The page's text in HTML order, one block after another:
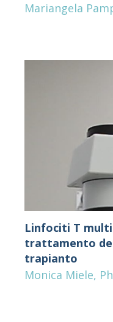
Mariangela
Linfociti T
trattamento
trapianto
Monica Miele,